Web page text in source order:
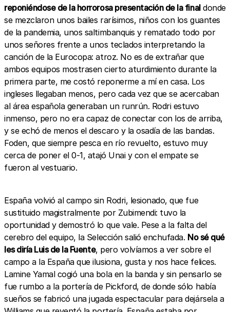
reponiéndose de la horrorosa presentación de la finaldonde
se mezclaron unos bailes rarísimos, niños con los guantes
de la pandemia, unos saltimbanquis y rematado todo por
unos señores frente a unos teclados interpretando la
canción de la Eurocopa: atroz. No es de extrañar que
ambos equipos mostrasen cierto aturdimiento durante la
primera parte, me costó reponerme a mí en casa. Los
ingleses llegaban menos, pero cada vez que se acercaban
al área española generaban un runrún. Rodri estuvo
inmenso, pero no era capaz de conectar con los de arriba,
y se echó de menos el descaro y la osadía de las bandas.
Foden, que siempre pesca en río revuelto, estuvo muy
cerca de poner el 0-1, atajó Unai y con el empate se
fueron al vestuario.
España volvió al campo sin Rodri, lesionado, que fue
sustituido magistralmente por Zubimendi: tuvo la
oportunidad y demostró lo que vale. Pese a la falta del
cerebro del equipo, la Selección salió enchufada. No sé qué
les diría Luis de la Fuente, pero volvíamos a ver sobre el
campo a la España que ilusiona, gusta y nos hace felices.
Lamine Yamal cogió una bola en la banda y sin pensarlo se
fue rumbo a la portería de Pickford, de donde sólo había
sueños se fabricó una jugada espectacular para dejársela a